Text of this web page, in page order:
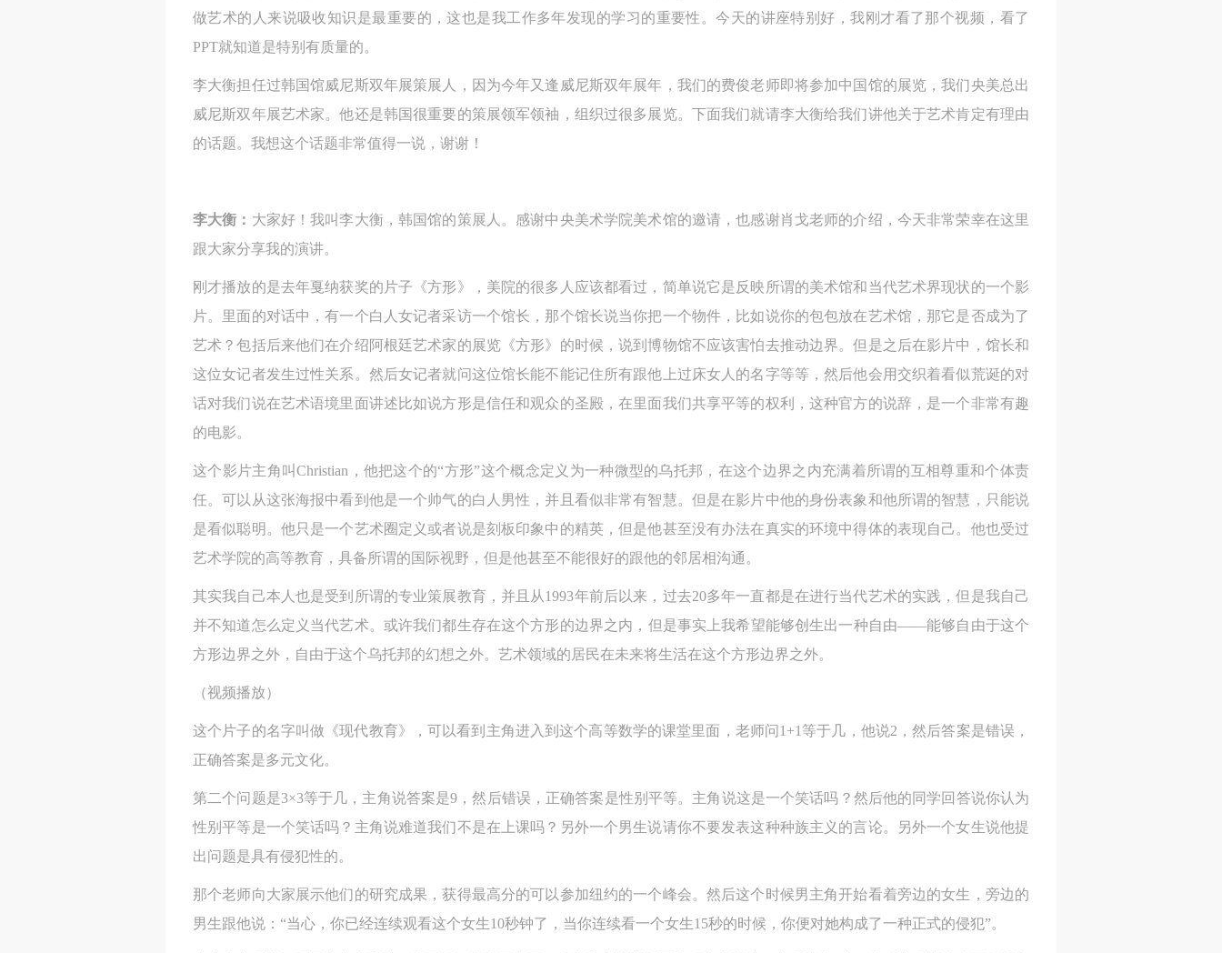
做艺术的人来说吸收知识是最重要的，这也是我工作多年发现的学习的重要性。今天的讲座特别好，我刚才看了那个视频，看了
PPT就知道是特别有质量的。
李大衡担任过韩国馆威尼斯双年展策展人，因为今年又逢威尼斯双年展年，我们的费俊老师即将参加中国馆的展览，我们央美总出
威尼斯双年展艺术家。他还是韩国很重要的策展领军领袖，组织过很多展览。下面我们就请李大衡给我们讲他关于艺术肯定有理由
的话题。我想这个话题非常值得一说，谢谢！
李大衡： 大家好！我叫李大衡，韩国馆的策展人。感谢中央美术学院美术馆的邀请，也感谢肖戈老师的介绍，今天非常荣幸在这里
跟大家分享我的演讲。
刚才播放的是去年戛纳获奖的片子《方形》，美院的很多人应该都看过，简单说它是反映所谓的美术馆和当代艺术界现状的一个影
片。里面的对话中，有一个白人女记者采访一个馆长，那个馆长说当你把一个物件，比如说你的包包放在艺术馆，那它是否成为了
艺术？包括后来他们在介绍阿根廷艺术家的展览《方形》的时候，说到博物馆不应该害怕去推动边界。但是之后在影片中，馆长和
这位女记者发生过性关系。然后女记者就问这位馆长能不能记住所有跟他上过床女人的名字等等，然后他会用交织着看似荒诞的对
话对我们说在艺术语境里面讲述比如说方形是信任和观众的圣殿，在里面我们共享平等的权利，这种官方的说辞，是一个非常有趣
的电影。
这个影片主角叫Christian，他把这个的“方形”这个概念定义为一种微型的乌托邦，在这个边界之内充满着所谓的互相尊重和个体责
任。可以从这张海报中看到他是一个帅气的白人男性，并且看似非常有智慧。但是在影片中他的身份表象和他所谓的智慧，只能说
是看似聪明。他只是一个艺术圈定义或者说是刻板印象中的精英，但是他甚至没有办法在真实的环境中得体的表现自己。他也受过
艺术学院的高等教育，具备所谓的国际视野，但是他甚至不能很好的跟他的邻居相沟通。
其实我自己本人也是受到所谓的专业策展教育，并且从1993年前后以来，过去20多年一直都是在进行当代艺术的实践，但是我自己
并不知道怎么定义当代艺术。或许我们都生存在这个方形的边界之内，但是事实上我希望能够创生出一种自由——能够自由于这个
方形边界之外，自由于这个乌托邦的幻想之外。艺术领域的居民在未来将生活在这个方形边界之外。
（视频播放）
这个片子的名字叫做《现代教育》，可以看到主角进入到这个高等数学的课堂里面，老师问1+1等于几，他说2，然后答案是错误，
正确答案是多元文化。
第二个问题是3×3等于几，主角说答案是9，然后错误，正确答案是性别平等。主角说这是一个笑话吗？然后他的同学回答说你认为
性别平等是一个笑话吗？主角说难道我们不是在上课吗？另外一个男生说请你不要发表这种种族主义的言论。另外一个女生说他提
出问题是具有侵犯性的。
那个老师向大家展示他们的研究成果，获得最高分的可以参加纽约的一个峰会。然后这个时候男主角开始看着旁边的女生，旁边的
男生跟他说：“当心，你已经连续观看这个女生10秒钟了，当你连续看一个女生15秒的时候，你便对她构成了一种正式的侵犯”。